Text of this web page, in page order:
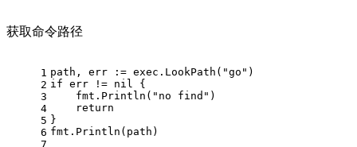
获取命令路径
1
2
3
4
5
6
7
path, err := exec.LookPath("go")
if err != nil {
    fmt.Println("no find")
    return
}
fmt.Println(path)